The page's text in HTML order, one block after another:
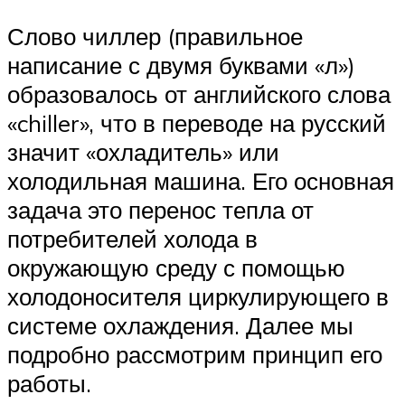
Слово чиллер (правильное
написание с двумя буквами «л»)
образовалось от английского слова
«chiller», что в переводе на русский
значит «охладитель» или
холодильная машина. Его основная
задача это перенос тепла от
потребителей холода в
окружающую среду с помощью
холодоносителя циркулирующего в
системе охлаждения. Далее мы
подробно рассмотрим принцип его
работы.